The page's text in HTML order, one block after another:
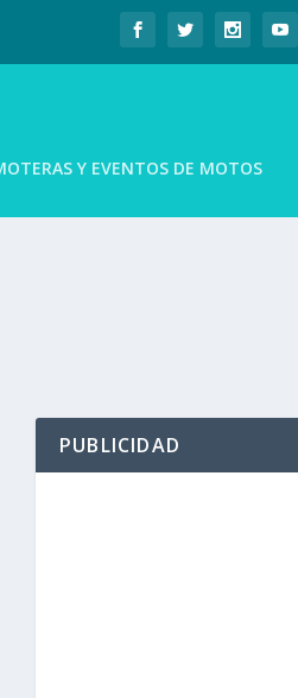
Y EVENTOS DE MOTOS
PUBLICIDAD